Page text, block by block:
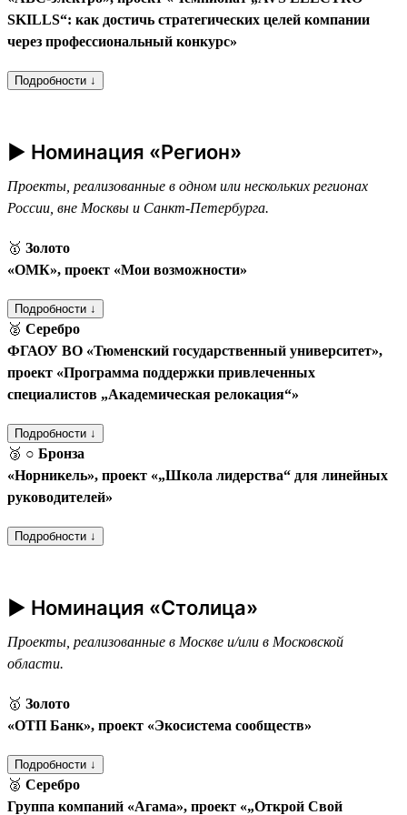
SKILLS“: как достичь стратегических целей компании
через профессиональный конкурс»
Подробности ↓
► Номинация «Регион»
Проекты, реализованные в одном или нескольких регионах
России, вне Москвы и Санкт-Петербурга.
🥇 Золото
«ОМК», проект «Мои возможности»
Подробности ↓
🥈 Серебро
ФГАОУ ВО «Тюменский государственный университет»,
проект «Программа поддержки привлеченных
специалистов „Академическая релокация“»
Подробности ↓
🥉 ○ Бронза
«Норникель», проект «„Школа лидерства“ для линейных
руководителей»
Подробности ↓
► Номинация «Столица»
Проекты, реализованные в Москве и/или в Московской
области.
🥇 Золото
«ОТП Банк», проект «Экосистема сообществ»
Подробности ↓
🥈 Серебро
Группа компаний «Агама», проект «„Открой Свой